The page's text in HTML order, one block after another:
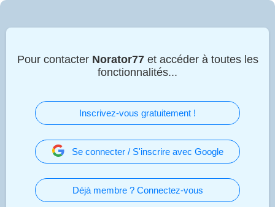
Pour contacter Norator77et accéder à toutes les
fonctionnalités...
Inscrivez-vous gratuitement !
Se connecter / S'inscrire avec Google
Déjà membre ? Connectez-vous